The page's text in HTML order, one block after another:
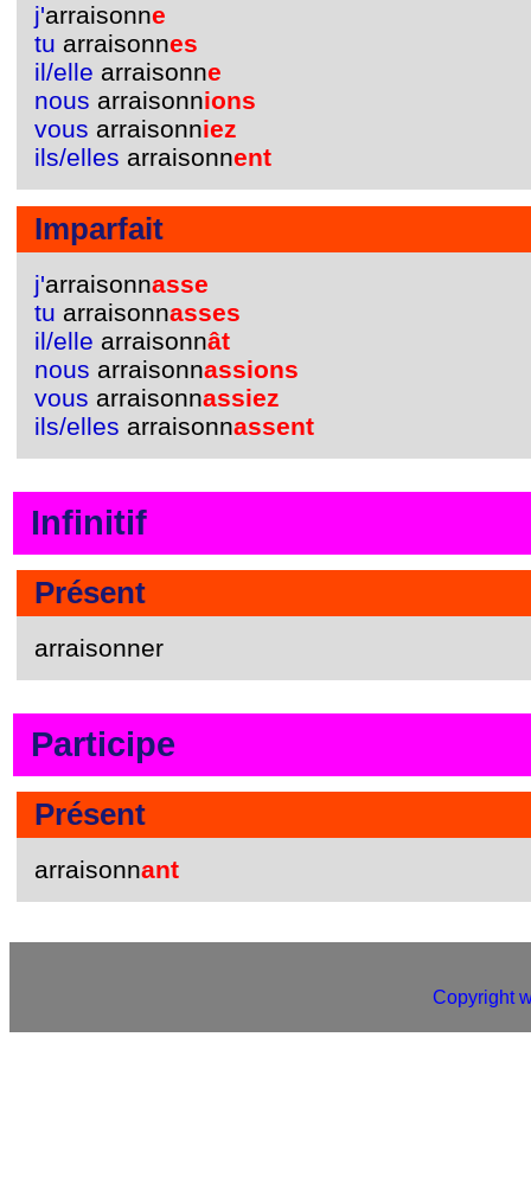
j'arraisonne
tu arraisonnes
il/elle arraisonne
nous arraisonnions
vous arraisonniez
ils/elles arraisonnent
Imparfait
j'arraisonnasse
tu arraisonnasses
il/elle arraisonnât
nous arraisonnassions
vous arraisonnassiez
ils/elles arraisonnassent
Infinitif
Présent
arraisonner
Participe
Présent
arraisonnant
Copyright